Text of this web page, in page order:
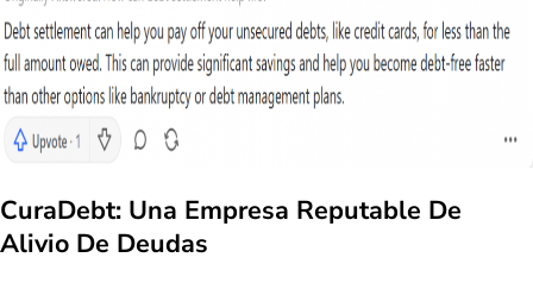
CuraDebt: Una Empresa Reputable De
Alivio De Deudas